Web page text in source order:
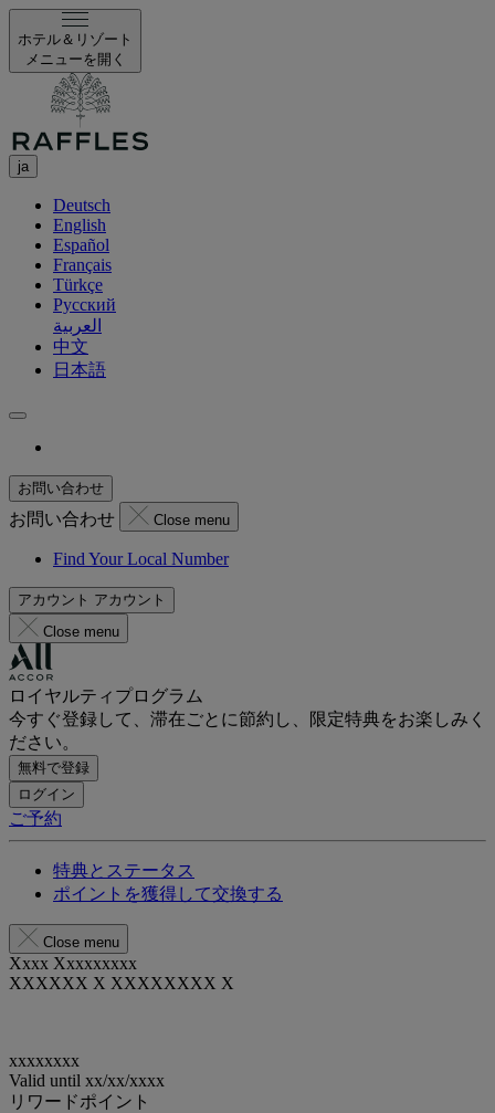
ホテル＆リゾート
メニューを開く
ja
Deutsch
English
Español
Français
Türkçe
Русский
العربية
中文
日本語
お問い合わせ
お問い合わせ Close menu
Find Your Local Number
アカウント アカウント
Close menu
ロイヤルティプログラム
今すぐ登録して、滞在ごとに節約し、限定特典をお楽しみく
ださい。
無料で登録
ログイン
ご予約
特典とステータス
ポイントを獲得して交換する
Close menu
Xxxx Xxxxxxxxx
XXXXXX X XXXXXXXX X
xxxxxxxx
Valid until xx/xx/xxxx
リワードポイント